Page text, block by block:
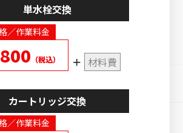
単水栓交換
／作業料金
（税込） 材料費
カートリッジ交換
／作業料金